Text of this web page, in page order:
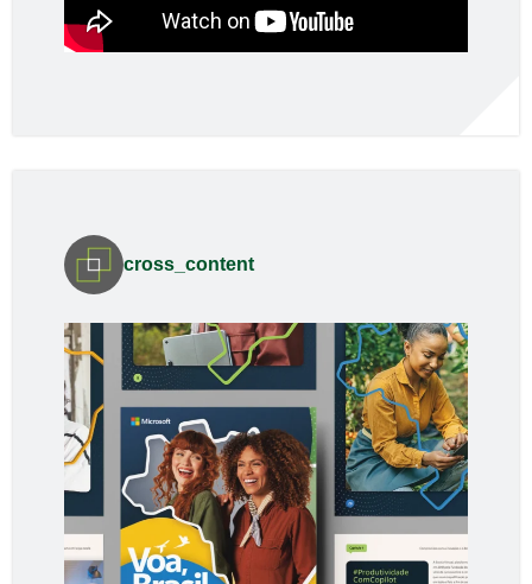
cross_content